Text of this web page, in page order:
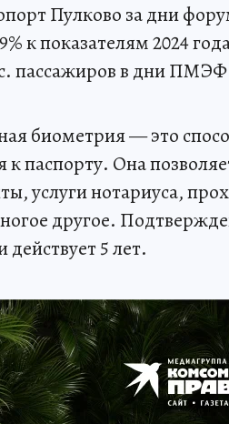
Пулково за дни
к показателям 2024
пассажиров в дни
биометрия — это
к паспорту. Она
услуги нотариуса,
другое.
5 лет.